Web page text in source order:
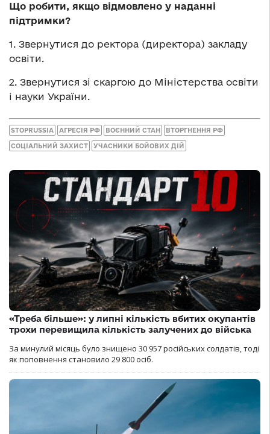
Що робити, якщо відмовлено у наданні
підтримки?
1. Звернутися до ректора (директора) закладу
освіти.
2. Звернутися зі скаргою до Міністерства освіти
і науки України.
STOPRUSSIA АГРЕСІЯ РФ ВОЄННИЙ СТАН ВТОРГНЕННЯ РФ
СОЦІАЛЬНИЙ ЗАХИСТ УЧАСНИКИ БОЙОВИХ ДІЙ
«Треба більше»: у липні кількість вбитих окупантів
трохи перевищила кількість залучених до війська
За минулий місяць було знищено 30 957 російських солдатів, тоді
як поповнення становило 29 800 осіб.